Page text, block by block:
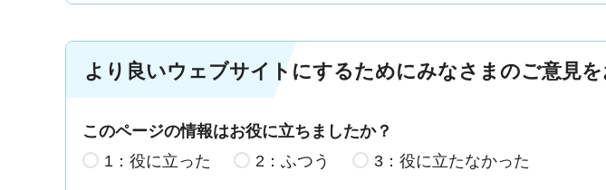
より良いウェブサイトにするためにみなさまのご意見
このページの情報はお役に立ちましたか？
1：役に立った
2：ふつう 3：役に立たなかった